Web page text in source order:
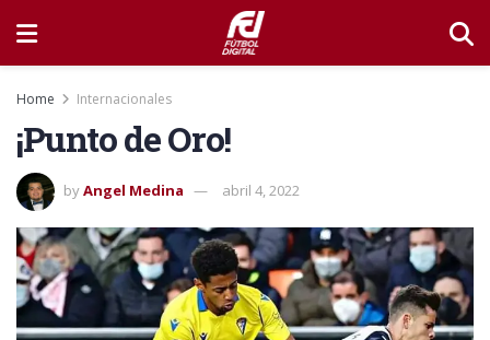
Home Internacionales
¡Punto de Oro!
byAngel Medina abril 4, 2022